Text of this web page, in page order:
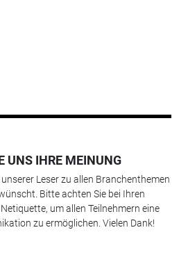
UNS IHRE MEINUNG
Leser zu allen Branchenthemen
Bitte achten Sie bei Ihren
um allen Teilnehmern eine
zu ermöglichen. Vielen Dank!